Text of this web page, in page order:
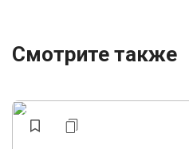
Смотрите также